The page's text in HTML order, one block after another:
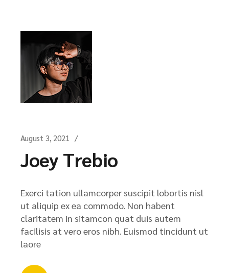
August 3, 2021
Joey Trebio
Exerci tation ullamcorper suscipit lobortis nisl
ut aliquip ex ea commodo. Non habent
claritatem in sitamcon quat duis autem
facilisis at vero eros nibh. Euismod tincidunt ut
laore